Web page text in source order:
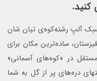
آلپِ رشته‌کوه‌ی تیان شان
ساده‌ترین مکان برای
در «کوه‌های آسمانی»
دره‌های پر از گل به شما